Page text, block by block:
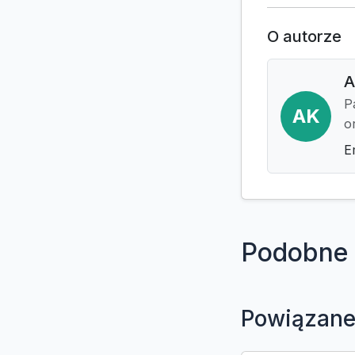
O autorze
AK